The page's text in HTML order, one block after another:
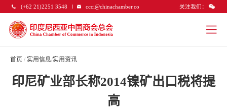
(+62 21)2251 3548 ccci@chinachamber.co 关注我们：
首页 / 实用信息/实用资讯
印尼矿业部长称2014镍矿出口税将提
高